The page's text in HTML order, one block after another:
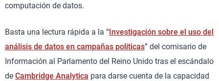
computación de datos.
Basta una lectura rápida a la “Investigación sobre el uso del
análisis de datos en campañas políticas” del comisario de
Información al Parlamento del Reino Unido tras el escándalo
de Cambridge Analytica para darse cuenta de la capacidad